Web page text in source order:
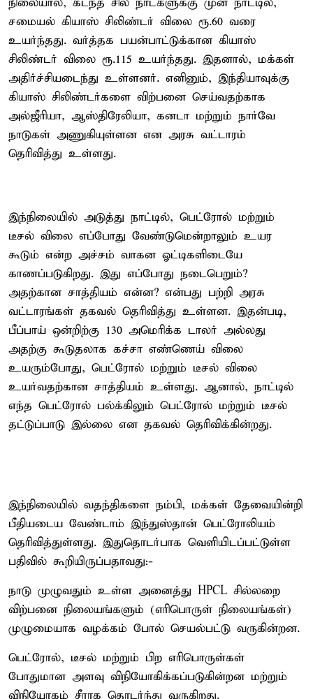
சமையல் கியாஸ் சிலிண்டர் விலை ரூ.60 வரை
உயர்ந்தது. வர்த்தக பயன்பாட்டுக்கான கியாஸ்
சிலிண்டர் விலை ரூ.115 உயர்ந்தது. இதனால், மக்கள்
அதிர்ச்சியடைந்து உள்ளனர். எனினும், இந்தியாவுக்கு
கியாஸ் சிலிண்டர்களை விற்பனை செய்வதற்காக
அல்ஜீரியா, ஆஸ்திரேலியா, கனடா மற்றும் நார்வே
நாடுகள் அணுகியுள்ளன என அரசு வட்டாரம்
தெரிவித்து உள்ளது.
இந்நிலையில் அடுத்து நாட்டில், பெட்ரோல் மற்றும்
டீசல் விலை எப்போது வேண்டுமென்றாலும் உயர
கூடும் என்ற அச்சம் வாகன ஓட்டிகளிடையே
காணப்படுகிறது. இது எப்போது நடைபெறும்?
அதற்கான சாத்தியம் என்ன? என்பது பற்றி அரசு
வட்டாரங்கள் தகவல் தெரிவித்து உள்ளன. இதன்படி,
பீப்பாய் ஒன்றிற்கு 130 அமெரிக்க டாலர் அல்லது
அதற்கு கூடுதலாக கச்சா எண்ணெய் விலை
உயரும்போது, பெட்ரோல் மற்றும் டீசல் விலை
உயர்வதற்கான சாத்தியம் உள்ளது. ஆனால், நாட்டில்
எந்த பெட்ரோல் பல்க்கிலும் பெட்ரோல் மற்றும் டீசல்
தட்டுப்பாடு இல்லை என தகவல் தெரிவிக்கின்றது.
இந்நிலையில் வதந்திகளை நம்பி, மக்கள் தேவையின்றி
பீதியடைய வேண்டாம் இந்துஸ்தான் பெட்ரோலியம்
தெரிவித்துள்ளது. இதுதொடர்பாக வெளியிடப்பட்டுள்ள
பதிவில் கூறியிருப்பதாவது:-
நாடு முழுவதும் உள்ள அனைத்து HPCL சில்லறை
விற்பனை நிலையங்களும் (எரிபொருள் நிலையங்கள்)
முழுமையாக வழக்கம் போல் செயல்பட்டு வருகின்றன.
பெட்ரோல், டீசல் மற்றும் பிற எரிபொருள்கள்
போதுமான அளவு விநியோகிக்கப்படுகின்றன மற்றும்
விநியோகம் சீராக தொடர்ந்து வருகிறது.